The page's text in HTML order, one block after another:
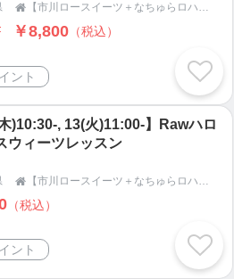
く「英語」でした。
触れた英語に興味を持ち、
教育に強い学校に焦点を定
の末、県下一の進学校へ入
では珍しく校則のない学校
ばピアスもパーマもOKでし
、運動や芸術面の才能に秀で
 【市川ロースイーツ＋なちゅらロハス】宇宙おむすび・季節の手しごと・発酵・腸活ロースイーツメソッド®｜千葉県市川市｜natur-aloha-s
￥8,800 （税込）
ント
木)10:30-, 13(火)11:00-】Rawハロ
ウィーツレッスン

（税込）
ント